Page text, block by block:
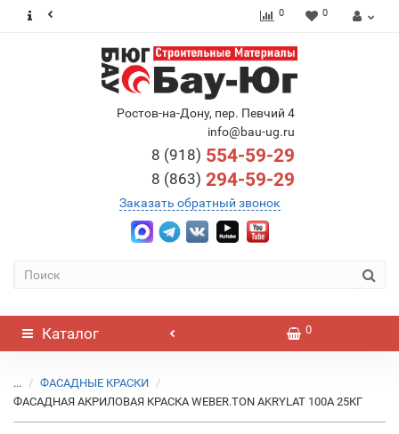
0 0
Ростов-на-Дону, пер. Певчий 4
info@bau-ug.ru
8 (918) 554-59-29
8 (863) 294-59-29
Заказать обратный звонок
Каталог 0
...
ФАСАДНЫЕ КРАСКИ
ФАСАДНАЯ АКРИЛОВАЯ КРАСКА WEBER.TON AKRYLAT 100А 25КГ